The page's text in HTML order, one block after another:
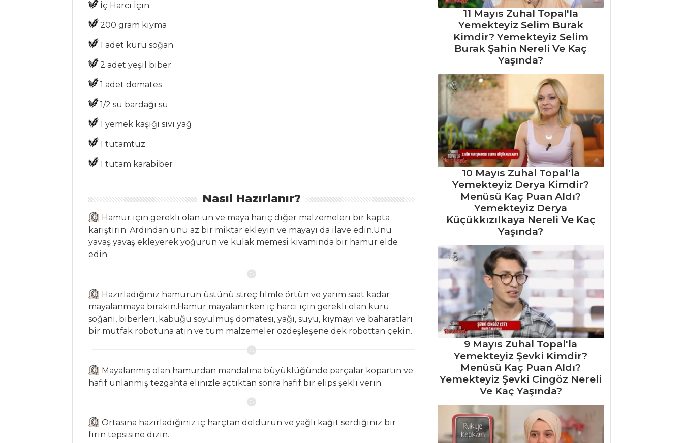
Sebze Yemekleri
Taze Fasulyeli ve
Pilav ve Makarna
HAMUR İŞLERI
MANTARLI VE
MADAGASKAR
Hamur İşleri Tüm
Dövmeli Alaca
İç Harcı İçin:
200 gram kıyma
1 adet kuru soğan
2 adet yeşil biber
1 adet domates
1/2 su bardağı su
1 yemek kaşığı sıvı yağ
1 tutamtuz
1 tutam karabiber
Nasıl Hazırlanır?
Hamur için gerekli olan un ve maya hariç diğer malzemeleri bir kapta
karıştırın. Ardından unu az bir miktar ekleyin ve mayayı da ilave edin.Unu
yavaş yavaş ekleyerek yoğurun ve kulak memesi kıvamında bir hamur elde
edin.
Hazırladığınız hamurun üstünü streç filmle örtün ve yarım saat kadar
mayalanmaya bırakın.Hamur mayalanırken iç harcı için gerekli olan kuru
soğanı, biberleri, kabuğu soyulmuş domatesi, yağı, suyu, kıymayı ve baharatları
bir mutfak robotuna atın ve tüm malzemeler özdeşleşene dek robottan çekin.
Mayalanmış olan hamurdan mandalina büyüklüğünde parçalar kopartın ve
hafif unlanmış tezgahta elinizle açtıktan sonra hafif bir elips şekli verin.
Ortasına hazırladığınız iç harçtan doldurun ve yağlı kağıt serdiğiniz bir
fırın tepsisine dizin.
11 Mayıs Zuhal Topal'la
Yemekteyiz Selim Burak
Kimdir? Yemekteyiz Selim
Burak Şahin Nereli Ve Kaç
Yaşında?
10 Mayıs Zuhal Topal'la
Yemekteyiz Derya Kimdir?
Menüsü Kaç Puan Aldı?
Yemekteyiz Derya
Küçükkızılkaya Nereli Ve Kaç
Yaşında?
9 Mayıs Zuhal Topal'la
Yemekteyiz Şevki Kimdir?
Menüsü Kaç Puan Aldı?
Yemekteyiz Şevki Cingöz Nereli
Ve Kaç Yaşında?